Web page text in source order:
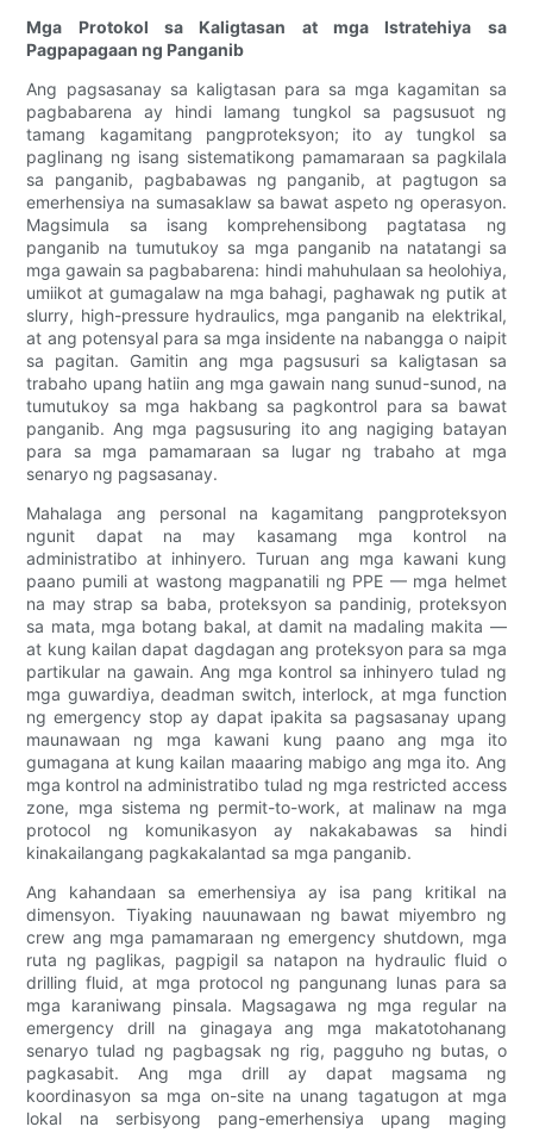
Mga Protokol sa Kaligtasan at mga Istratehiya sa
Pagpapagaan ng Panganib
Ang pagsasanay sa kaligtasan para sa mga kagamitan sa
pagbabarena ay hindi lamang tungkol sa pagsusuot ng
tamang kagamitang pangproteksyon; ito ay tungkol sa
paglinang ng isang sistematikong pamamaraan sa pagkilala
sa panganib, pagbabawas ng panganib, at pagtugon sa
emerhensiya na sumasaklaw sa bawat aspeto ng operasyon.
Magsimula sa isang komprehensibong pagtatasa ng
panganib na tumutukoy sa mga panganib na natatangi sa
mga gawain sa pagbabarena: hindi mahuhulaan sa heolohiya,
umiikot at gumagalaw na mga bahagi, paghawak ng putik at
slurry, high-pressure hydraulics, mga panganib na elektrikal,
at ang potensyal para sa mga insidente na nabangga o naipit
sa pagitan. Gamitin ang mga pagsusuri sa kaligtasan sa
trabaho upang hatiin ang mga gawain nang sunud-sunod, na
tumutukoy sa mga hakbang sa pagkontrol para sa bawat
panganib. Ang mga pagsusuring ito ang nagiging batayan
para sa mga pamamaraan sa lugar ng trabaho at mga
senaryo ng pagsasanay.
Mahalaga ang personal na kagamitang pangproteksyon
ngunit dapat na may kasamang mga kontrol na
administratibo at inhinyero. Turuan ang mga kawani kung
paano pumili at wastong magpanatili ng PPE — mga helmet
na may strap sa baba, proteksyon sa pandinig, proteksyon
sa mata, mga botang bakal, at damit na madaling makita —
at kung kailan dapat dagdagan ang proteksyon para sa mga
partikular na gawain. Ang mga kontrol sa inhinyero tulad ng
mga guwardiya, deadman switch, interlock, at mga function
ng emergency stop ay dapat ipakita sa pagsasanay upang
maunawaan ng mga kawani kung paano ang mga ito
gumagana at kung kailan maaaring mabigo ang mga ito. Ang
mga kontrol na administratibo tulad ng mga restricted access
zone, mga sistema ng permit-to-work, at malinaw na mga
protocol ng komunikasyon ay nakakabawas sa hindi
kinakailangang pagkakalantad sa mga panganib.
Ang kahandaan sa emerhensiya ay isa pang kritikal na
dimensyon. Tiyaking nauunawaan ng bawat miyembro ng
crew ang mga pamamaraan ng emergency shutdown, mga
ruta ng paglikas, pagpigil sa natapon na hydraulic fluid o
drilling fluid, at mga protocol ng pangunang lunas para sa
mga karaniwang pinsala. Magsagawa ng mga regular na
emergency drill na ginagaya ang mga makatotohanang
senaryo tulad ng pagbagsak ng rig, pagguho ng butas, o
pagkasabit. Ang mga drill ay dapat magsama ng
koordinasyon sa mga on-site na unang tagatugon at mga
lokal na serbisyong pang-emerhensiya upang maging